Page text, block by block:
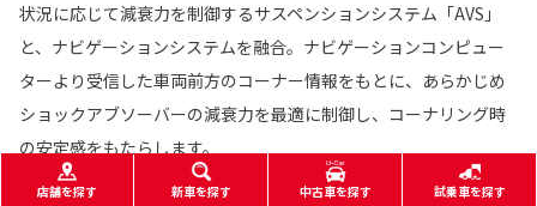
状況に応じて減衰力を制御するサスペンションシステム「AVS」
と、ナビゲーションシステムを融合。ナビゲーションコンピュー
ターより受信した車両前方のコーナー情報をもとに、あらかじめ
ショックアブソーバーの減衰力を最適に制御し、コーナリング時
の安定感をもたらします。
店舗を探す 新車を探す 中古車を探す 試乗車を探す